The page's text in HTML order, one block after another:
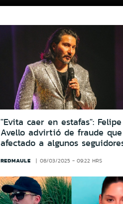
"Evita caer en estafas": Felipe
Avello advirtió de fraude
afectado a algunos
REDMAULE 08/03/2025 - 09:22 HRS